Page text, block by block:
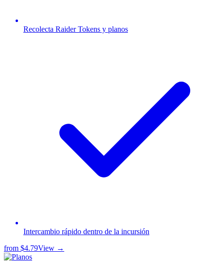
Recolecta Raider Tokens y planos
Intercambio rápido dentro de la incursión
from $4.79View →